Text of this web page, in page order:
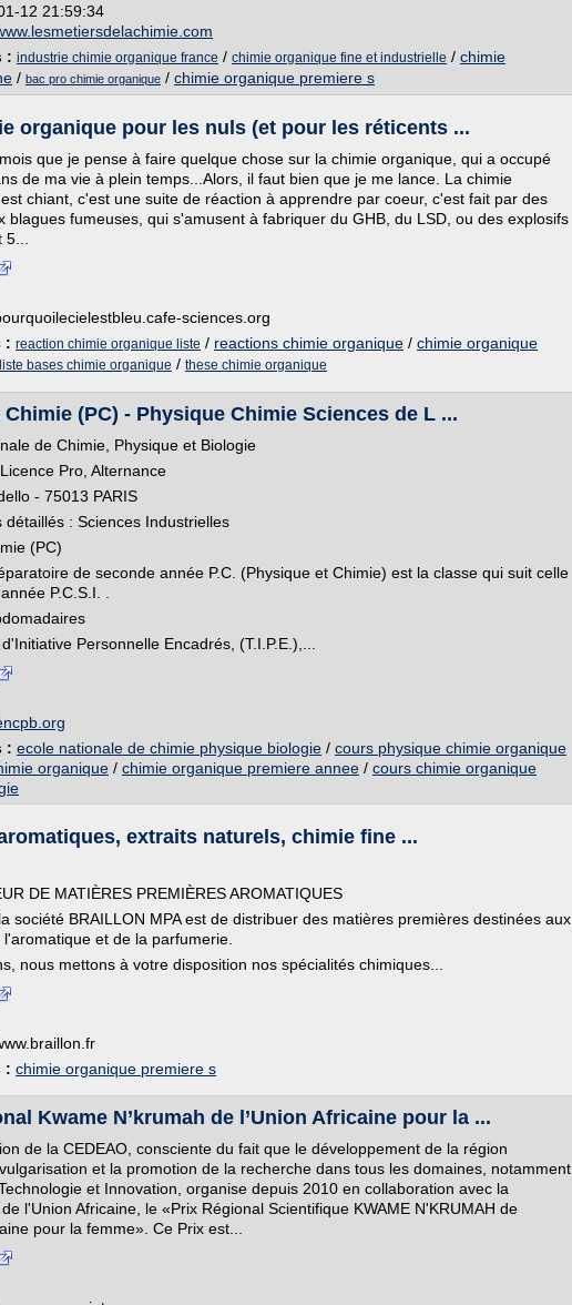
12 21:59:34
: industrie chimie organique france / chimie organique fine et industrielle / chimie
/ bac pro chimie organique / chimie organique premiere s
organique pour les nuls (et pour les réticents ...
que je pense à faire quelque chose sur la chimie organique, qui a occupé
de ma vie à plein temps...Alors, il faut bien que je me lance. La chimie
chiant, c'est une suite de réaction à apprendre par coeur, c'est fait par des
blagues fumeuses, qui s'amusent à fabriquer du GHB, du LSD, ou des explosifs
sciences.org
: reaction chimie organique liste / reactions chimie organique / chimie organique
liste bases chimie organique / these chimie organique
(PC) - Physique Chimie Sciences de L ...
de Chimie, Physique et Biologie
Pro, Alternance
- 75013 PARIS
détaillés : Sciences Industrielles
(PC)
de seconde année P.C. (Physique et Chimie) est la classe qui suit celle
P.C.S.I. .
Personnelle Encadrés, (T.I.P.E.),...
: ecole nationale de chimie physique biologie / cours physique chimie organique
organique / chimie organique premiere annee / cours chimie organique
extraits naturels, chimie fine ...
DE MATIÈRES PREMIÈRES AROMATIQUES
société BRAILLON MPA est de distribuer des matières premières destinées aux
et de la parfumerie.
nous mettons à votre disposition nos spécialités chimiques...
: chimie organique premiere s
Kwame N’krumah de l’Union Africaine pour la ...
de la CEDEAO, consciente du fait que le développement de la région
et la promotion de la recherche dans tous les domaines, notamment
et Innovation, organise depuis 2010 en collaboration avec la
l'Union Africaine, le «Prix Régional Scientifique KWAME N'KRUMAH de
pour la femme». Ce Prix est...